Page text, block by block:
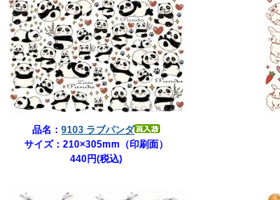
品名： 9103 ラブパンダ
サイズ：210×305mm（印刷面）
440円(税込)